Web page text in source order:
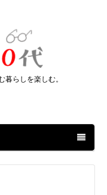
らしを楽しむ。